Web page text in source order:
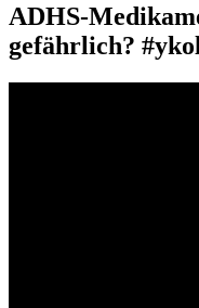
ADHS-
gefährlich?